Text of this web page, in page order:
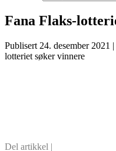
Fana Flaks-
Publisert 24. desember 2021 |
lotteriet søker vinnere